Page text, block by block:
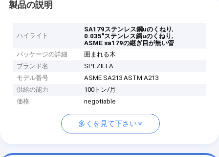
製品の説明
ハイライト
SA179ステンレス鋼uのくねり,
0.035"ステンレス鋼uのくねり,
ASME sa179の継ぎ目が無い管
パッケージの詳細
囲まれる木
ブランド名
SPEZILLA
モデル番号
ASME SA213 ASTM A213
供給の能力
100トン/月
価格
negotiable
多くを見て下さい